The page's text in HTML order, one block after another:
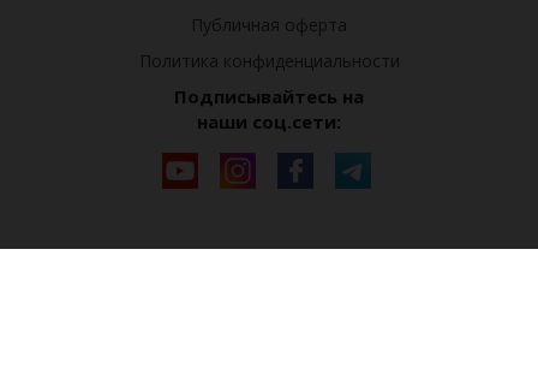
Публичная оферта
Политика конфиденциальности
Подписывайтесь на
наши соц.сети: